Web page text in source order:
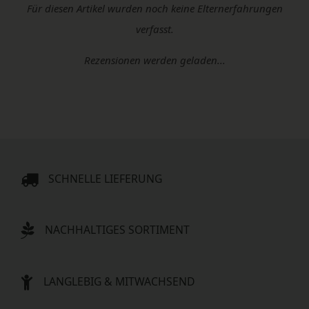
Für diesen Artikel wurden noch keine Elternerfahrungen
verfasst.
Rezensionen werden geladen...
SCHNELLE LIEFERUNG
NACHHALTIGES SORTIMENT
LANGLEBIG & MITWACHSEND